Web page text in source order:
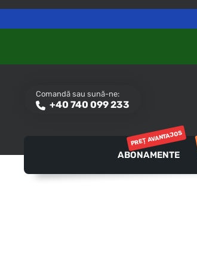
Delivery toSăvinești, NT Switch
Comandă sau sună-ne:
+40 740 099 233
ABONAMENTE
PREȚ AVANTAJOS